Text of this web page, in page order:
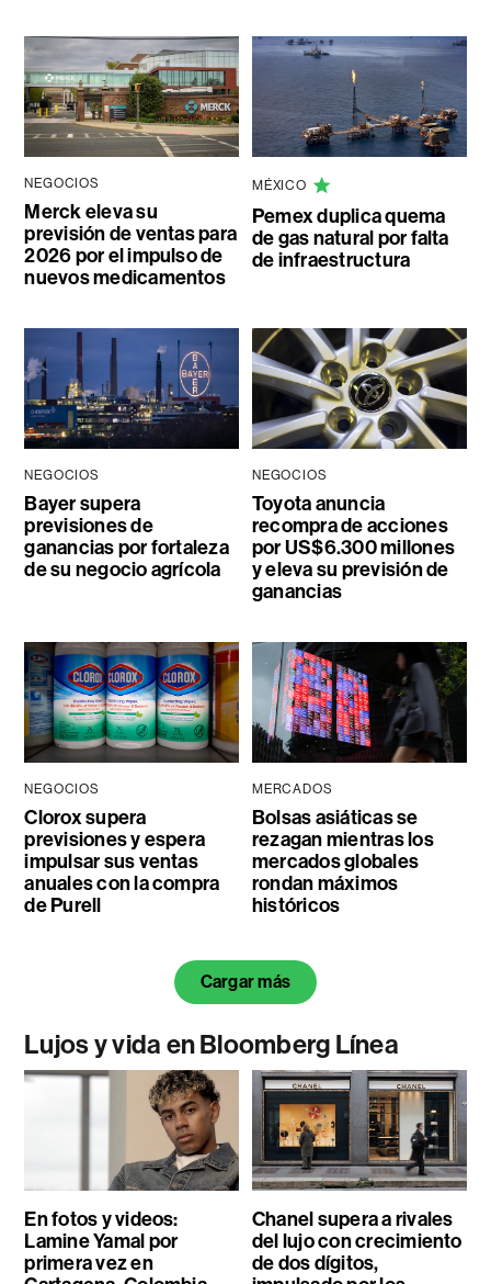
NEGOCIOS
Merck eleva su
previsión de ventas para
2026 por el impulso de
nuevos medicamentos
MÉXICO
Pemex duplica quema
de gas natural por falta
de infraestructura
NEGOCIOS
Bayer supera
previsiones de
ganancias por fortaleza
de su negocio agrícola
NEGOCIOS
Toyota anuncia
recompra de acciones
por US$6.300 millones
y eleva su previsión de
ganancias
NEGOCIOS
Clorox supera
previsiones y espera
impulsar sus ventas
anuales con la compra
de Purell
MERCADOS
Bolsas asiáticas se
rezagan mientras los
mercados globales
rondan máximos
históricos
Cargar más
Lujos y vida en Bloomberg Línea
En fotos y videos:
Lamine Yamal por
primera vez en
Chanel supera a rivales
del lujo con crecimiento
de dos dígitos,